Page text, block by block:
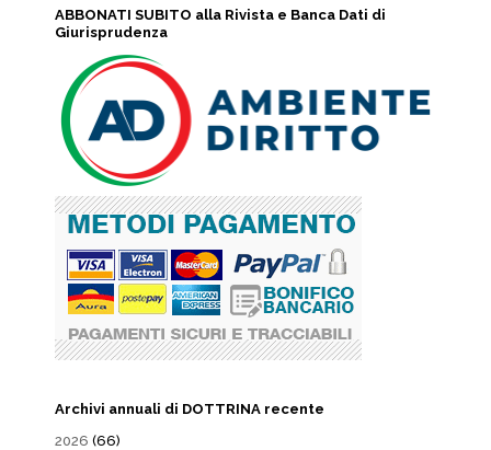
ABBONATI SUBITO alla Rivista e Banca Dati di
Giurisprudenza
Archivi annuali di DOTTRINA recente
2026 (66)